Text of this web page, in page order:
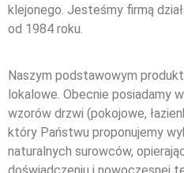
klejonego. Jesteśmy firmą
od 1984 roku.
Naszym podstawowym
lokalowe. Obecnie posiadamy
wzorów drzwi (pokojowe,
który Państwu proponujemy
naturalnych surowców,
doświadczeniu i nowoczesnej